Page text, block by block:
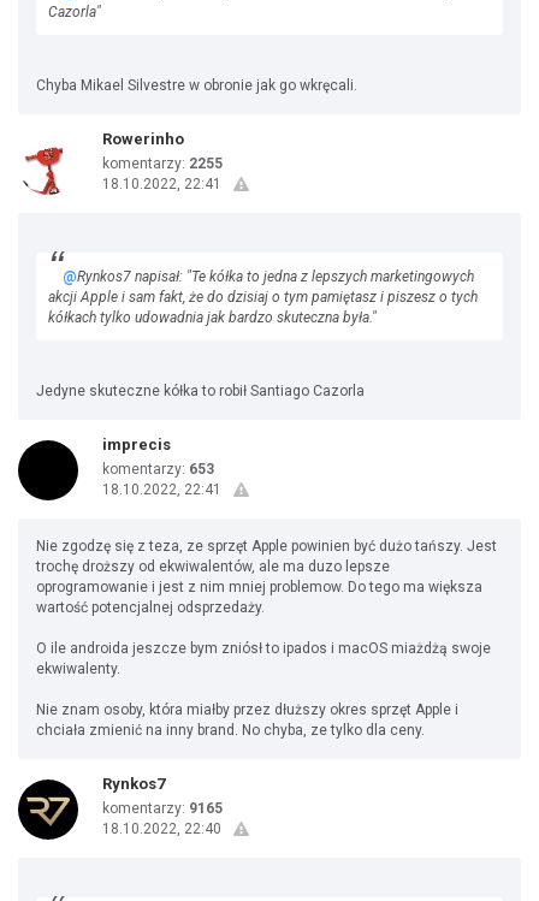
Cazorla"
Chyba Mikael Silvestre w obronie jak go wkręcali.
Rowerinho
komentarzy: 2255
18.10.2022, 22:41
@Rynkos7 napisał: "Te kółka to jedna z lepszych marketingowych
akcji Apple i sam fakt, że do dzisiaj o tym pamiętasz i piszesz o tych
kółkach tylko udowadnia jak bardzo skuteczna była."
Jedyne skuteczne kółka to robił Santiago Cazorla
imprecis
komentarzy: 653
18.10.2022, 22:41
Nie zgodzę się z teza, ze sprzęt Apple powinien być dużo tańszy. Jest
trochę droższy od ekwiwalentów, ale ma duzo lepsze
oprogramowanie i jest z nim mniej problemow. Do tego ma większa
wartość potencjalnej odsprzedaży.
O ile androida jeszcze bym zniósł to ipados i macOS miażdżą swoje
ekwiwalenty.
Nie znam osoby, która miałby przez dłuższy okres sprzęt Apple i
chciała zmienić na inny brand. No chyba, ze tylko dla ceny.
Rynkos7
komentarzy: 9165
18.10.2022, 22:40